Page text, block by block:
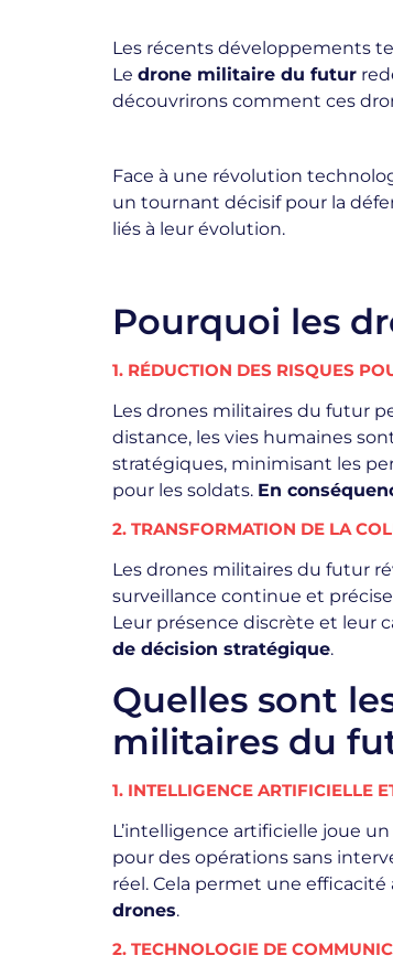
Les récents développements
Le drone militaire du futur
découvrirons comment ces
Face à une révolution
un tournant décisif pour la
liés à leur évolution.
Pourquoi les
1. RÉDUCTION DES RISQUES
Les drones militaires du futur
distance, les vies humaines
stratégiques, minimisant les
pour les soldats. En
2. TRANSFORMATION DE LA
Les drones militaires du futur
surveillance continue et
Leur présence discrète et leur
de décision stratégique.
Quelles sont
militaires du
1. INTELLIGENCE ARTIFICIELLE
L’intelligence artificielle joue
pour des opérations sans
réel. Cela permet une
drones.
2. TECHNOLOGIE DE